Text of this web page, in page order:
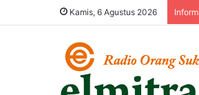
Kamis, 6 Agustus 2026